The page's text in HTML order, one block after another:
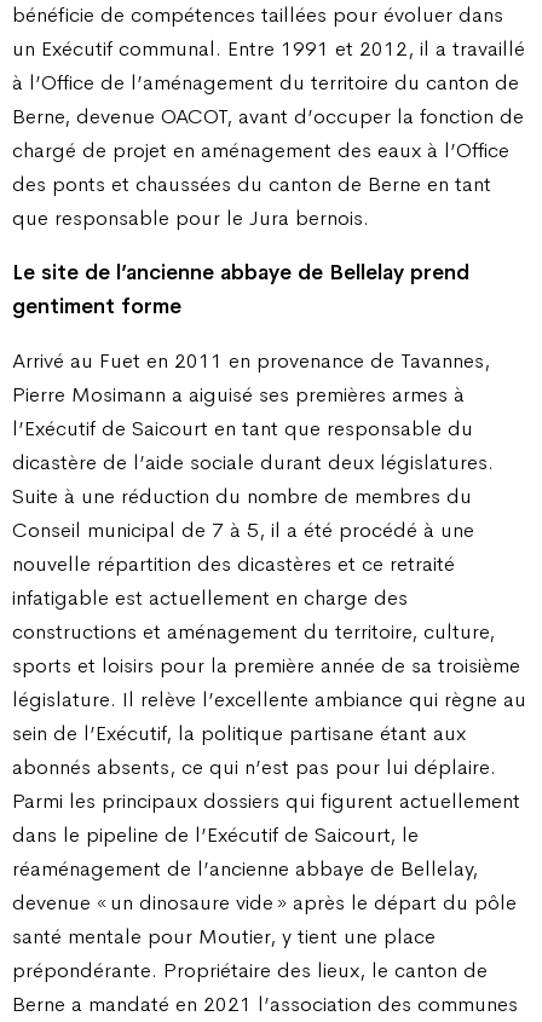
bénéficie de compétences taillées pour évoluer dans
un Exécutif communal. Entre 1991 et 2012, il a travaillé
à l’Office de l’aménagement du territoire du canton de
Berne, devenue OACOT, avant d’occuper la fonction de
chargé de projet en aménagement des eaux à l’Office
des ponts et chaussées du canton de Berne en tant
que responsable pour le Jura bernois.
Le site de l’ancienne abbaye de Bellelay prend
gentiment forme
Arrivé au Fuet en 2011 en provenance de Tavannes,
Pierre Mosimann a aiguisé ses premières armes à
l’Exécutif de Saicourt en tant que responsable du
dicastère de l’aide sociale durant deux législatures.
Suite à une réduction du nombre de membres du
Conseil municipal de 7 à 5, il a été procédé à une
nouvelle répartition des dicastères et ce retraité
infatigable est actuellement en charge des
constructions et aménagement du territoire, culture,
sports et loisirs pour la première année de sa troisième
législature. Il relève l’excellente ambiance qui règne au
sein de l’Exécutif, la politique partisane étant aux
abonnés absents, ce qui n’est pas pour lui déplaire.
Parmi les principaux dossiers qui figurent actuellement
dans le pipeline de l’Exécutif de Saicourt, le
réaménagement de l’ancienne abbaye de Bellelay,
devenue « un dinosaure vide » après le départ du pôle
santé mentale pour Moutier, y tient une place
prépondérante. Propriétaire des lieux, le canton de
Berne a mandaté en 2021 l’association des communes